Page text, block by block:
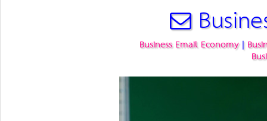
Business Email Economy|